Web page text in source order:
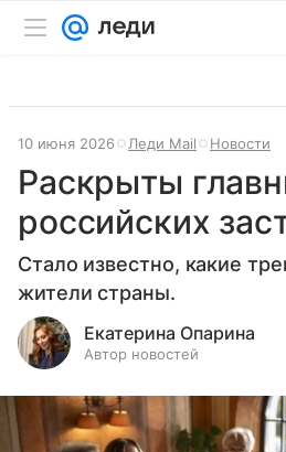
10 июня 2026 Леди Mail Новости
Раскрыты
российских
Стало известно, какие
жители страны.
Екатерина Опарина
Автор новостей